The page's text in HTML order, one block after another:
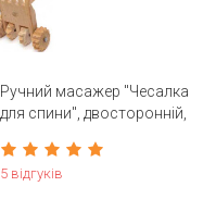
Ручний масажер "Чесалка
для спини", двосторонній,
5 відгуків